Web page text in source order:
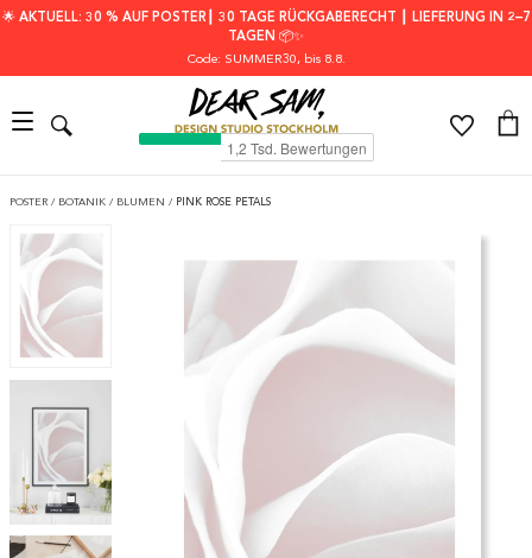
🌟 AKTUELL: 30 % AUF POSTER┃ 30 TAGE RÜCKGABERECHT ┃ LIEFERUNG IN 2–7
TAGEN 📦✨
Code: SUMMER30, bis 8.8.
POSTER / BOTANIK / BLUMEN / PINK ROSE PETALS